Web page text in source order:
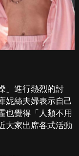
」進行熱烈的討
妮絲夫婦表示自己
也覺得「人類不用
大家出席各式活動